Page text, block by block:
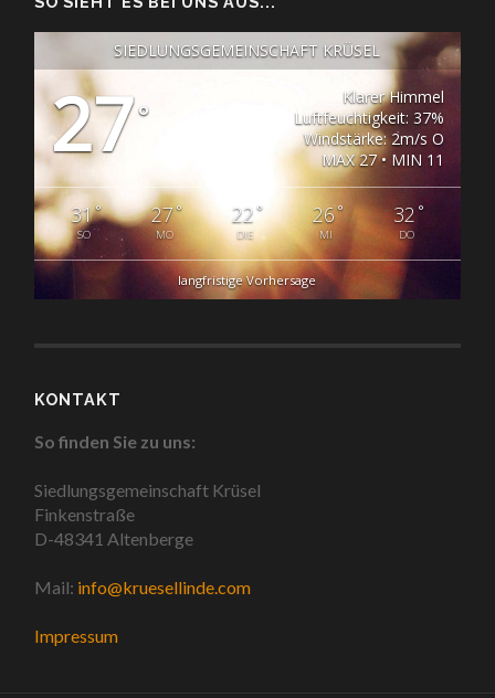
SIEDLUNGSGEMEINSCHAFT KRÜSEL
27°
Klarer Himmel
Luftfeuchtigkeit: 37%
Windstärke: 2m/s O
MAX 27 • MIN 11
31°
SO
27°
MO
22 °
DIE
26°
MI
32 °
DO
langfristige Vorhersage
KONTAKT
So finden Sie zu uns:
Siedlungsgemeinschaft Krüsel
Finkenstraße
D-48341 Altenberge
Mail: info@kruesellinde.com
Impressum